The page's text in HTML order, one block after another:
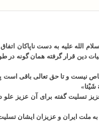
علیه به دست ناپاکان اتفاق
دین قرار گرفته همان گونه در
نیست و تا حق تعالی باقی است
شَيْئا»
تسلیت گفته برای آن عزیز
ملت ایران و عزیزان ایشان